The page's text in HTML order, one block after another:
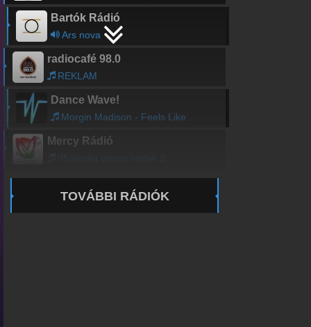
Bartók Rádió
Ars nova
radiocafé 98.0
REKLAM
Dance Wave!
Morgin Madison - Feels Like
Mercy Rádió
TOVÁBBI RÁDIÓK